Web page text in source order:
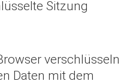
Sitzung
verschlüsseln
Daten mit dem